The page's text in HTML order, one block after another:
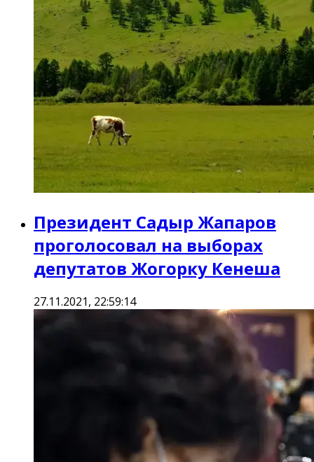
Президент Садыр Жапаров
проголосовал на выборах
депутатов Жогорку Кенеша
27.11.2021, 22:59:14